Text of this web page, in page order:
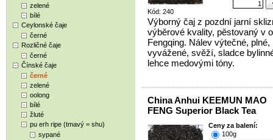
zelené
bílé
Ceylonské čaje
černé
Rozličné čaje
černé
Čínské čaje
černé
zelené
oolong
bílé
žluté
pu erh ripe (tmavý = shu)
sypané
Kód: 240
Výborný čaj z pozdní jarní
výběrové kvality, pěstovaný v
Fengqing. Nálev výtečné, plné,
vyvážené, svěží, sladce
lehce medovými tóny.
China Anhui KEEMUN MAO
FENG Superior Black Tea
Ceny za balení:
100g